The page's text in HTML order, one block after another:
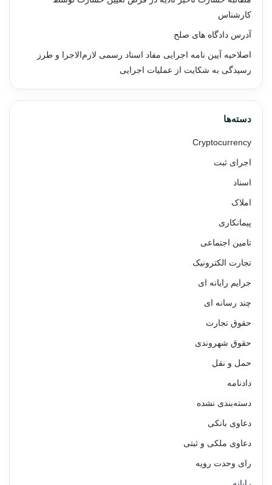
کارشناس
آدرس دادگاه های صلح
اصلاحیه آیین نامه اجرایی مفاد اسناد رسمی لازم‌الاجرا و طرز
رسیدگی به شکایت از عملیات اجرایی
دسته‌ها
Cryptocurrency
اجرای ثبت
اسناد
املاک
پیمانکاری
تامین اجتماعی
تجارت الکترونیک
جرایم رایانه ای
چند رسانه ای
حقوق تجارت
حقوق شهروندی
حمل و نقل
دادنامه
دسته‌بندی نشده
دعاوی بانکی
دعاوی ملکی و ثبتی
رای وحدت رویه